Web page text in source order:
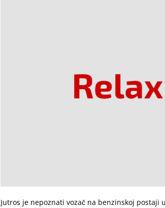
Jutros je nepoznati vozač na benzinskoj postaji